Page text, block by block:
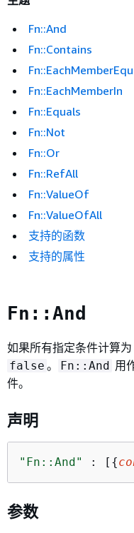
Fn::And
Fn::Contains
Fn::EachMemberIn
Fn::Equals
Fn::Not
Fn::Or
Fn::RefAll
Fn::ValueOf
Fn::ValueOfAll
支持的函数
支持的属性
Fn::And
如果所有指定条件计算为
false 。 Fn::And 用
件。
声明
"Fn::And" : [ {
参数